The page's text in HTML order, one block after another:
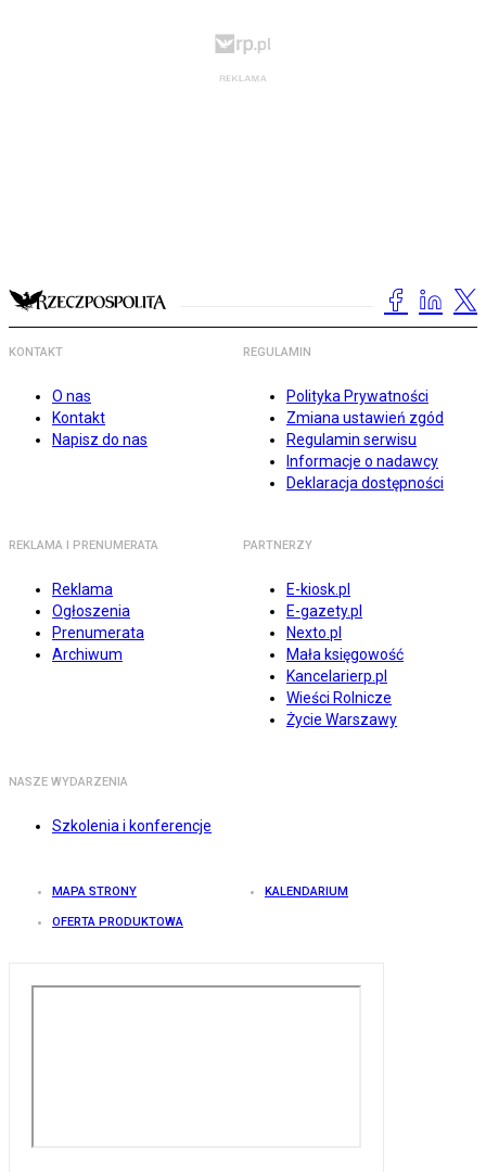
KONTAKT
O nas
Kontakt
Napisz do nas
REGULAMIN
Polityka Prywatności
Zmiana ustawień zgód
Regulamin serwisu
Informacje o nadawcy
Deklaracja dostępności
REKLAMA I PRENUMERATA
Reklama
Ogłoszenia
Prenumerata
Archiwum
PARTNERZY
E-kiosk.pl
E-gazety.pl
Nexto.pl
Mała księgowość
Kancelarierp.pl
Wieści Rolnicze
Życie Warszawy
NASZE WYDARZENIA
Szkolenia i konferencje
MAPA STRONY KALENDARIUM
OFERTA PRODUKTOWA